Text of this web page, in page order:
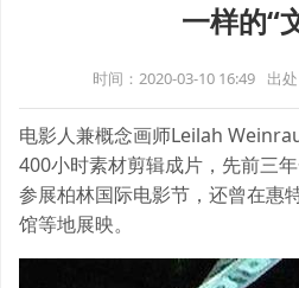
一样的“
时间：2020-03-10 16:49 出
电影人兼概念画师Leilah
400小时素材剪辑成片，先前三
参展柏林国际电影节，还曾在惠
馆等地展映。